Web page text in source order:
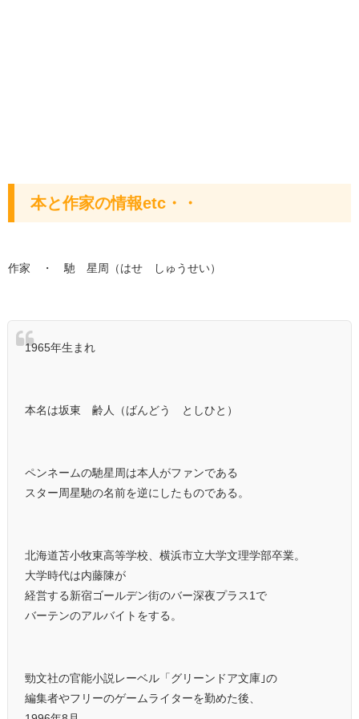
本と作家の情報etc・・
作家 ・ 馳 星周（はせ しゅうせい）
1965年生まれ
本名は坂東 齢人（ばんどう としひと）
ペンネームの馳星周は本人がファンである
スター周星馳の名前を逆にしたものである。
北海道苫小牧東高等学校、横浜市立大学文理学部卒業。
大学時代は内藤陳が
経営する新宿ゴールデン街のバー深夜プラス1で
バーテンのアルバイトをする。
勁文社の官能小説レーベル「グリーンドア文庫｣の
編集者やフリーのゲームライターを勤めた後、